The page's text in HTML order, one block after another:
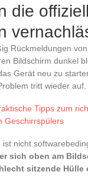
die
Rückmeldungen
Bildschirm dunkel
Gerät neu zu
tritt wieder auf.
Tipps zum
Geschirrspülers
nicht
sich oben am
sitzende Hülle